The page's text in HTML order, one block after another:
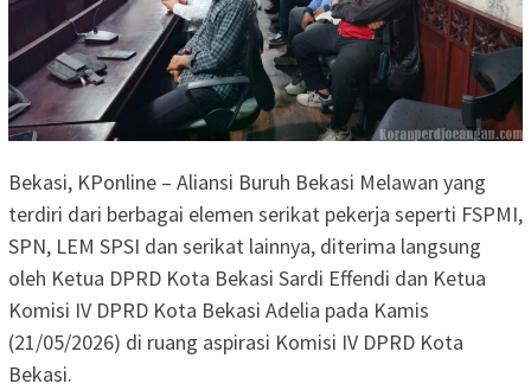
Bekasi, KPonline – Aliansi Buruh Bekasi Melawan yang
terdiri dari berbagai elemen serikat pekerja seperti FSPMI,
SPN, LEM SPSI dan serikat lainnya, diterima langsung
oleh Ketua DPRD Kota Bekasi Sardi Effendi dan Ketua
Komisi IV DPRD Kota Bekasi Adelia pada Kamis
(21/05/2026) di ruang aspirasi Komisi IV DPRD Kota
Bekasi.